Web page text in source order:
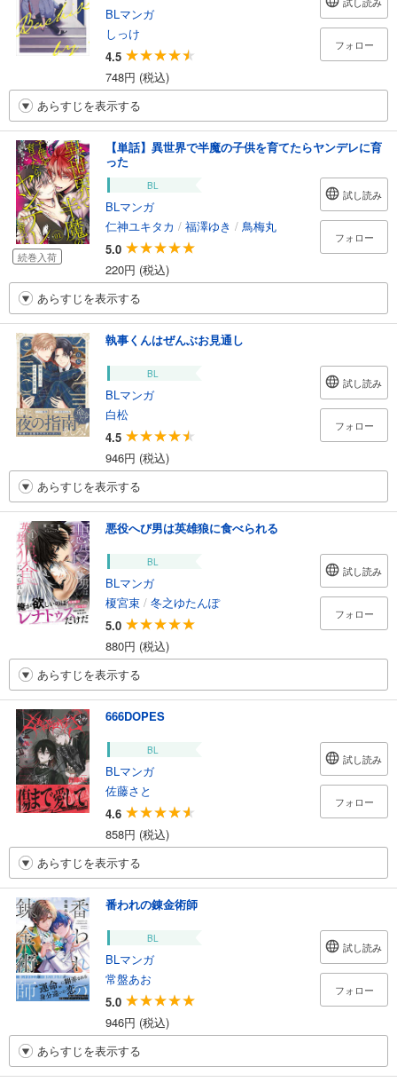
BLマンガ
しっけ
4.5
748円 (税込)
フォロー
あらすじを表示する
続巻入荷
【単話】異世界で半魔の子供を育てたらヤンデレに育
った
BL
BLマンガ
仁神ユキタカ / 福澤ゆき / 鳥梅丸
5.0
220円 (税込)
試し読み
フォロー
あらすじを表示する
執事くんはぜんぶお見通し
BL
BLマンガ
白松
4.5
946円 (税込)
試し読み
フォロー
あらすじを表示する
悪役へび男は英雄狼に食べられる
BL
BLマンガ
榎宮束 / 冬之ゆたんぽ
5.0
880円 (税込)
試し読み
フォロー
あらすじを表示する
666DOPES
BL
BLマンガ
佐藤さと
4.6
858円 (税込)
試し読み
フォロー
あらすじを表示する
番われの錬金術師
BL
BLマンガ
常盤あお
5.0
946円 (税込)
試し読み
フォロー
あらすじを表示する